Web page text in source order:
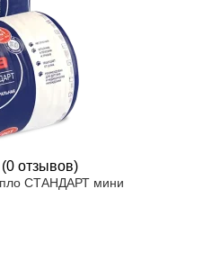
(0 отзывов)
СТАНДАРТ мини